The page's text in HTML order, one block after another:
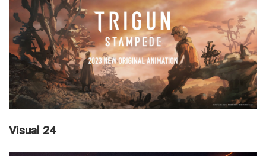
Visual 24